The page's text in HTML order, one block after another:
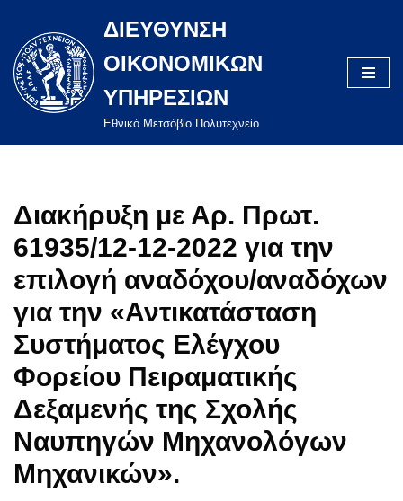
Μεταπηδήστε
στο
περιεχόμενο
ΔΙΕΥΘΥΝΣΗ
ΟΙΚΟΝΟΜΙΚΩΝ
ΥΠΗΡΕΣΙΩΝ
Eθνικό Μετσόβιο Πολυτεχνείο
Διακήρυξη με Αρ. Πρωτ.
61935/12-12-2022 για την
επιλογή αναδόχου/αναδόχων
για την «Αντικατάσταση
Συστήματος Ελέγχου
Φορείου Πειραματικής
Δεξαμενής της Σχολής
Ναυπηγών Μηχανολόγων
Μηχανικών».